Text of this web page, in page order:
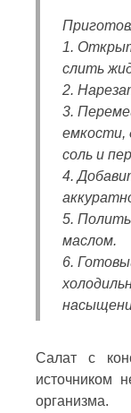
1.
слить
2.
3.
емкости,
соль и
4.
5.
маслом.
6.
Салат с
источником